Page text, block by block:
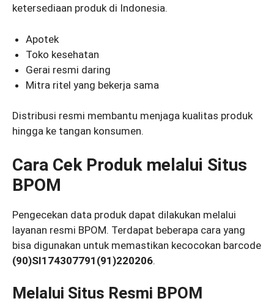
ketersediaan produk di Indonesia.
Apotek
Toko kesehatan
Gerai resmi daring
Mitra ritel yang bekerja sama
Distribusi resmi membantu menjaga kualitas produk
hingga ke tangan konsumen.
Cara Cek Produk melalui Situs
BPOM
Pengecekan data produk dapat dilakukan melalui
layanan resmi BPOM. Terdapat beberapa cara yang
bisa digunakan untuk memastikan kecocokan barcode
(90)SI174307791(91)220206.
Melalui Situs Resmi BPOM